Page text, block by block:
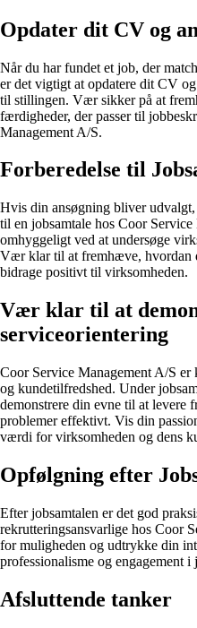
Opdater dit CV og
Når du har fundet et job, der
er det vigtigt at opdatere dit CV
til stillingen. Vær sikker på at
færdigheder, der passer til
Management A/S.
Forberedelse til
Hvis din ansøgning bliver
til en jobsamtale hos Coor
omhyggeligt ved at undersøge
Vær klar til at fremhæve, hvordan
bidrage positivt til virksomheden.
Vær klar til at
serviceorientering
Coor Service Management A/S
og kundetilfredshed. Under
demonstrere din evne til at levere
problemer effektivt. Vis din
værdi for virksomheden og dens
Opfølgning efter
Efter jobsamtalen er det god
rekrutteringsansvarlige hos Coor
for muligheden og udtrykke din
professionalisme og engagement i
Afsluttende tanker